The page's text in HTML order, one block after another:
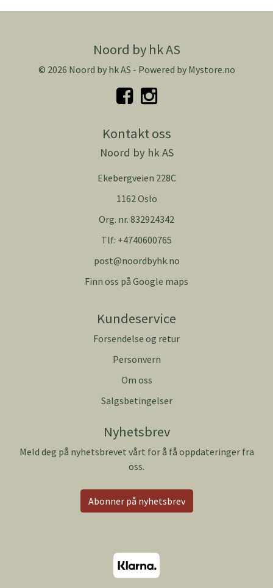
Noord by hk AS
© 2026 Noord by hk AS - Powered by Mystore.no
Kontakt oss
Noord by hk AS
Ekebergveien 228C
1162 Oslo
Org. nr. 832924342
Tlf: +4740600765
post@noordbyhk.no
Finn oss på Google maps
Kundeservice
Forsendelse og retur
Personvern
Om oss
Salgsbetingelser
Nyhetsbrev
Meld deg på nyhetsbrevet vårt for å få oppdateringer fra
oss.
Abonner på nyhetsbrev